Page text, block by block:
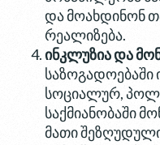
და მოახდინონ
რეალიზება.
ინკლუზია და
სოციალურ,
საქმიანობაში
მათი